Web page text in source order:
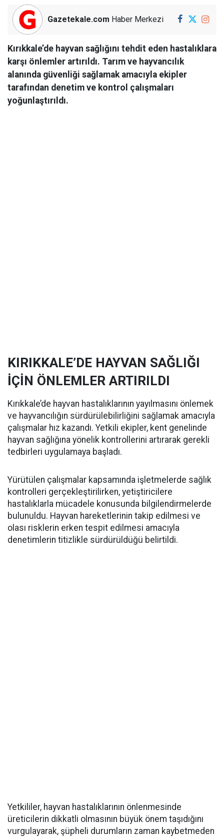
Gazetekale.com Haber Merkezi
Kırıkkale’de hayvan sağlığını tehdit eden hastalıklara
karşı önlemler artırıldı. Tarım ve hayvancılık
alanında güvenliği sağlamak amacıyla ekipler
tarafından denetim ve kontrol çalışmaları
yoğunlaştırıldı.
KIRIKKALE’DE HAYVAN SAĞLIĞI
İÇİN ÖNLEMLER ARTIRILDI
Kırıkkale’de hayvan hastalıklarının yayılmasını önlemek
ve hayvancılığın sürdürülebilirliğini sağlamak amacıyla
çalışmalar hız kazandı. Yetkili ekipler, kent genelinde
hayvan sağlığına yönelik kontrollerini artırarak gerekli
tedbirleri uygulamaya başladı.
Yürütülen çalışmalar kapsamında işletmelerde sağlık
kontrolleri gerçekleştirilirken, yetiştiricilere
hastalıklarla mücadele konusunda bilgilendirmelerde
bulunuldu. Hayvan hareketlerinin takip edilmesi ve
olası risklerin erken tespit edilmesi amacıyla
denetimlerin titizlikle sürdürüldüğü belirtildi.
Yetkililer, hayvan hastalıklarının önlenmesinde
üreticilerin dikkatli olmasının büyük önem taşıdığını
vurgulayarak, şüpheli durumların zaman kaybetmeden